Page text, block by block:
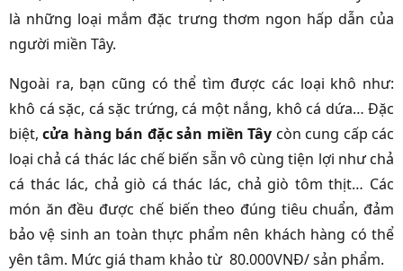
là những loại mắm đặc trưng thơm ngon hấp dẫn của
người miền Tây.
Ngoài ra, bạn cũng có thể tìm được các loại khô như:
khô cá sặc, cá sặc trứng, cá một nắng, khô cá dứa… Đặc
biệt,cửa hàng bán đặc sản miền Tây còn cung cấp các
loại chả cá thác lác chế biến sẵn vô cùng tiện lợi như chả
cá thác lác, chả giò cá thác lác, chả giò tôm thịt… Các
món ăn đều được chế biến theo đúng tiêu chuẩn, đảm
bảo vệ sinh an toàn thực phẩm nên khách hàng có thể
yên tâm. Mức giá tham khảo từ 80.000VNĐ/ sản phẩm.